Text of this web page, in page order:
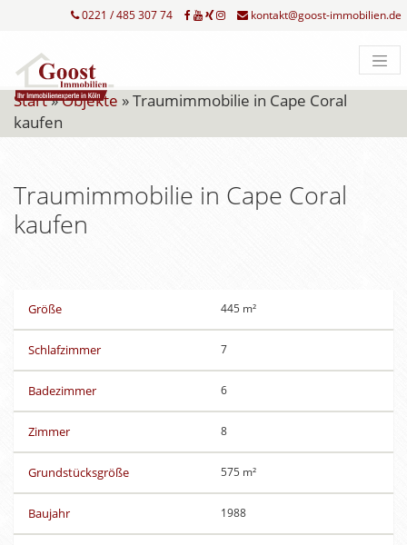
0221 / 485 307 74 kontakt@goost-immobilien.de
Start»Objekte »Traumimmobilie in Cape Coral
kaufen
Traumimmobilie in Cape Coral
kaufen
Größe 445 m²
Schlafzimmer 7
Badezimmer 6
Zimmer 8
Grundstücksgröße 575 m²
Baujahr 1988